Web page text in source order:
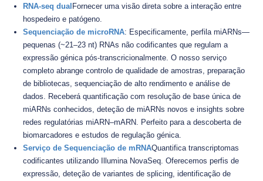
RNA-seq dual Fornecer uma visão direta sobre a interação entre
hospedeiro e patógeno.
Sequenciação de microRNA: Especificamente, perfila miARNs—
pequenas (~21–23 nt) RNAs não codificantes que regulam a
expressão génica pós-transcricionalmente. O nosso serviço
completo abrange controlo de qualidade de amostras, preparação
de bibliotecas, sequenciação de alto rendimento e análise de
dados. Receberá quantificação com resolução de base única de
miARNs conhecidos, deteção de miARNs novos e insights sobre
redes regulatórias miARN–mARN. Perfeito para a descoberta de
biomarcadores e estudos de regulação génica.
Serviço de Sequenciação de mRNAQuantifica transcriptomas
codificantes utilizando Illumina NovaSeq. Oferecemos perfis de
expressão, deteção de variantes de splicing, identificação de